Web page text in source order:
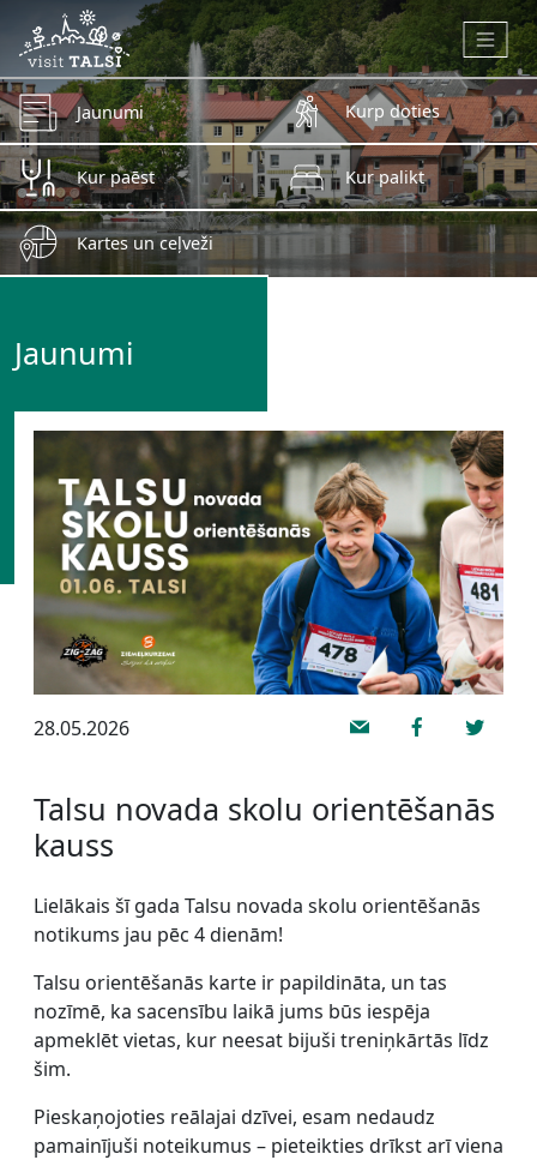
Skip to main content
Jaunumi Kurp doties
Kur paēst Kur palikt
Kartes un ceļveži
Jaunumi
28.05.2026
Talsu novada skolu orientēšanās
kauss
Lielākais šī gada Talsu novada skolu orientēšanās
notikums jau pēc 4 dienām!
Talsu orientēšanās karte ir papildināta, un tas
nozīmē, ka sacensību laikā jums būs iespēja
apmeklēt vietas, kur neesat bijuši treniņkārtās līdz
šim.
Pieskaņojoties reālajai dzīvei, esam nedaudz
pamainījuši noteikumus – pieteikties drīkst arī viena